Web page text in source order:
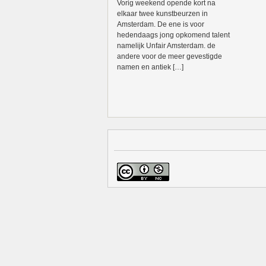
Vorig weekend opende kort na
elkaar twee kunstbeurzen in
Amsterdam. De ene is voor
hedendaags jong opkomend talent
namelijk Unfair Amsterdam. de
andere voor de meer gevestigde
namen en antiek […]